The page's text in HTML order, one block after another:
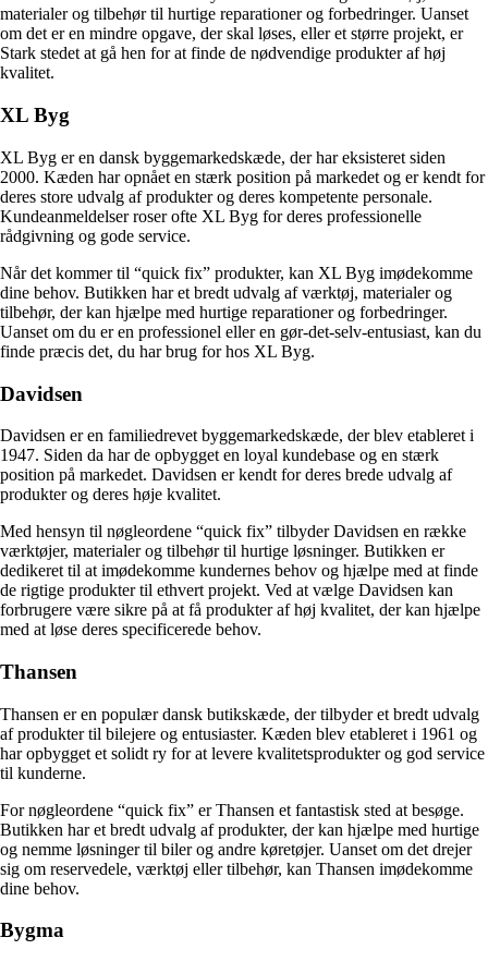
materialer og tilbehør til hurtige reparationer og forbedringer. Uanset
om det er en mindre opgave, der skal løses, eller et større projekt, er
Stark stedet at gå hen for at finde de nødvendige produkter af høj
kvalitet.
XL Byg
XL Byg er en dansk byggemarkedskæde, der har eksisteret siden
2000. Kæden har opnået en stærk position på markedet og er kendt for
deres store udvalg af produkter og deres kompetente personale.
Kundeanmeldelser roser ofte XL Byg for deres professionelle
rådgivning og gode service.
Når det kommer til “quick fix” produkter, kan XL Byg imødekomme
dine behov. Butikken har et bredt udvalg af værktøj, materialer og
tilbehør, der kan hjælpe med hurtige reparationer og forbedringer.
Uanset om du er en professionel eller en gør-det-selv-entusiast, kan du
finde præcis det, du har brug for hos XL Byg.
Davidsen
Davidsen er en familiedrevet byggemarkedskæde, der blev etableret i
1947. Siden da har de opbygget en loyal kundebase og en stærk
position på markedet. Davidsen er kendt for deres brede udvalg af
produkter og deres høje kvalitet.
Med hensyn til nøgleordene “quick fix” tilbyder Davidsen en række
værktøjer, materialer og tilbehør til hurtige løsninger. Butikken er
dedikeret til at imødekomme kundernes behov og hjælpe med at finde
de rigtige produkter til ethvert projekt. Ved at vælge Davidsen kan
forbrugere være sikre på at få produkter af høj kvalitet, der kan hjælpe
med at løse deres specificerede behov.
Thansen
Thansen er en populær dansk butikskæde, der tilbyder et bredt udvalg
af produkter til bilejere og entusiaster. Kæden blev etableret i 1961 og
har opbygget et solidt ry for at levere kvalitetsprodukter og god service
til kunderne.
For nøgleordene “quick fix” er Thansen et fantastisk sted at besøge.
Butikken har et bredt udvalg af produkter, der kan hjælpe med hurtige
og nemme løsninger til biler og andre køretøjer. Uanset om det drejer
sig om reservedele, værktøj eller tilbehør, kan Thansen imødekomme
dine behov.
Bygma